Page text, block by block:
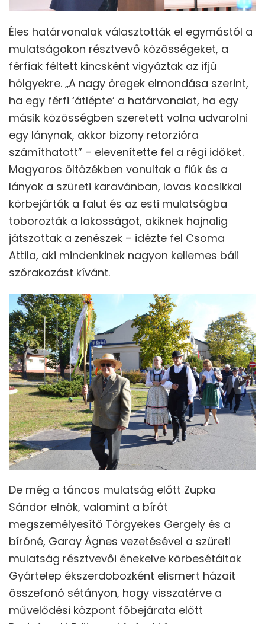
Éles határvonalak választották el egymástól a
mulatságokon résztvevő közösségeket, a
férfiak féltett kincsként vigyáztak az ifjú
hölgyekre. „A nagy öregek elmondása szerint,
ha egy férfi ‘átlépte’ a határvonalat, ha egy
másik közösségben szeretett volna udvarolni
egy lánynak, akkor bizony retorzióra
számíthatott” – elevenítette fel a régi időket.
Magyaros öltözékben vonultak a fiúk és a
lányok a szüreti karavánban, lovas kocsikkal
körbejárták a falut és az esti mulatságba
toborozták a lakosságot, akiknek hajnalig
játszottak a zenészek – idézte fel Csoma
Attila, aki mindenkinek nagyon kellemes báli
szórakozást kívánt.
De még a táncos mulatság előtt Zupka
Sándor elnök, valamint a bírót
megszemélyesítő Törgyekes Gergely és a
bíróné, Garay Ágnes vezetésével a szüreti
mulatság résztvevői énekelve körbesétáltak
Gyártelep ékszerdobozként elismert házait
összefonó sétányon, hogy visszatérve a
művelődési központ főbejárata előtt